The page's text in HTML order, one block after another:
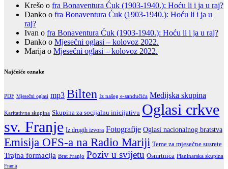
Krešo o fra Bonaventura Ćuk (1903-1940.): Hoću li i ja u raj?
Danko o fra Bonaventura Ćuk (1903-1940.): Hoću li i ja u
raj?
Ivan o fra Bonaventura Ćuk (1903-1940.): Hoću li i ja u raj?
Danko o Mjesečni oglasi – kolovoz 2022.
Marija o Mjesečni oglasi – kolovoz 2022.
Najčešće oznake
PDF Mjesečni oglasi mp3 Bilten Iz našeg e-sandučića Medijska skupina
Karitativna skupina Skupina za socijalnu inicijativu Oglasi crkve
sv. Franje Iz drugih izvora Fotografije Oglasi nacionalnog bratstva
Emisija OFS-a na Radio Mariji Teme za mjesečne susrete
Trajna formacija Brat Franjo Poziv u svijetu Osmrtnica Planinarska skupina
Frama